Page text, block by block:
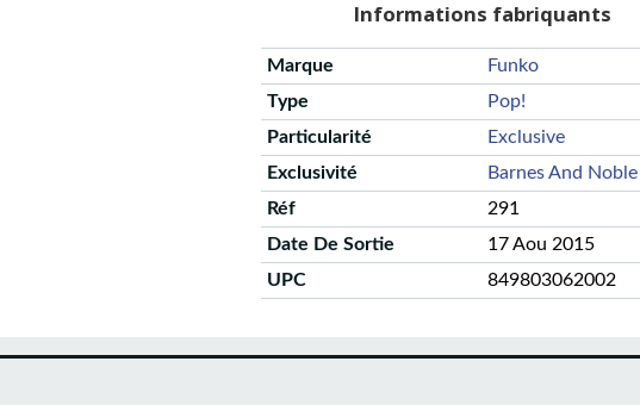
Informations fabriquants
Marque
Funko
Type
Pop!
Particularité
Exclusive
Exclusivité
Barnes And Noble
Réf
291
Date De Sortie
17 Aou 2015
UPC
849803062002